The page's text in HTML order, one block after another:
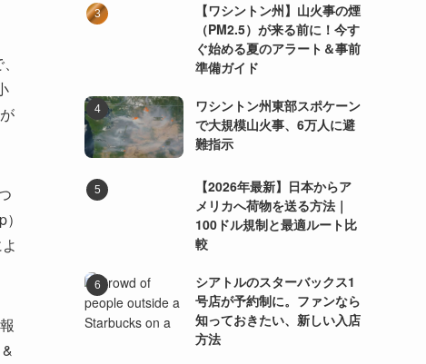
【ワシントン州】山火事の煙
（PM2.5）が来る前に！今す
ぐ始める夏のアラート＆事前
準備ガイド
ワシントン州東部スポケーン
で大規模山火事、6万人に避
難指示
【2026年最新】日本からア
メリカへ荷物を送る方法｜
100ドル規制と最適ルート比
較
シアトルのスターバックス1
号店が予約制に。ファンなら
知っておきたい、新しい入店
方法